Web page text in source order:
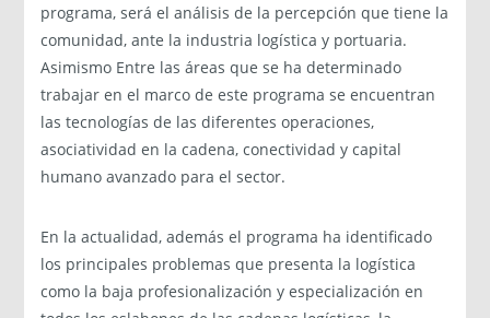
programa, será el análisis de la percepción que tiene la
comunidad, ante la industria logística y portuaria.
Asimismo Entre las áreas que se ha determinado
trabajar en el marco de este programa se encuentran
las tecnologías de las diferentes operaciones,
asociatividad en la cadena, conectividad y capital
humano avanzado para el sector.
En la actualidad, además el programa ha identificado
los principales problemas que presenta la logística
como la baja profesionalización y especialización en